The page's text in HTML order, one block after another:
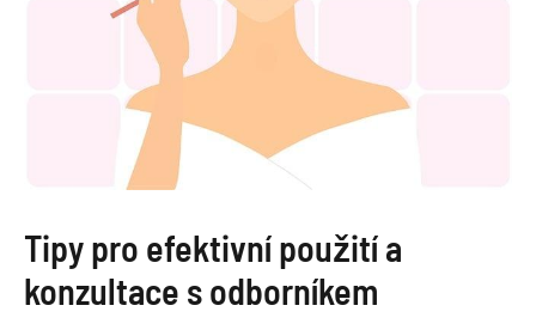
Tipy pro efektivní použití a
konzultace s odborníkem